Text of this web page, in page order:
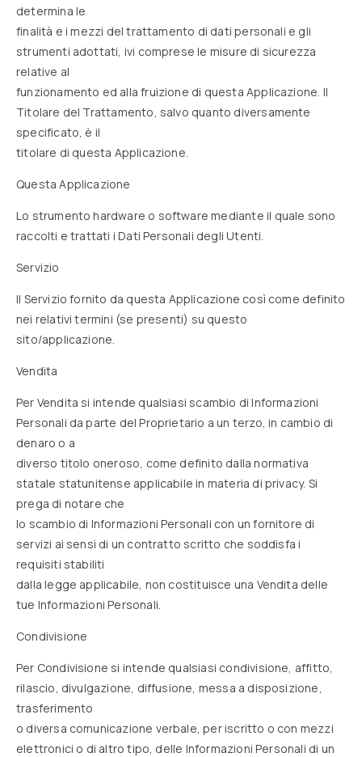
determina le
finalità e i mezzi del trattamento di dati personali e gli
strumenti adottati, ivi comprese le misure di sicurezza
relative al
funzionamento ed alla fruizione di questa Applicazione. Il
Titolare del Trattamento, salvo quanto diversamente
specificato, è il
titolare di questa Applicazione.
Questa Applicazione
Lo strumento hardware o software mediante il quale sono
raccolti e trattati i Dati Personali degli Utenti.
Servizio
Il Servizio fornito da questa Applicazione così come definito
nei relativi termini (se presenti) su questo
sito/applicazione.
Vendita
Per Vendita si intende qualsiasi scambio di Informazioni
Personali da parte del Proprietario a un terzo, in cambio di
denaro o a
diverso titolo oneroso, come definito dalla normativa
statale statunitense applicabile in materia di privacy. Si
prega di notare che
lo scambio di Informazioni Personali con un fornitore di
servizi ai sensi di un contratto scritto che soddisfa i
requisiti stabiliti
dalla legge applicabile, non costituisce una Vendita delle
tue Informazioni Personali.
Condivisione
Per Condivisione si intende qualsiasi condivisione, affitto,
rilascio, divulgazione, diffusione, messa a disposizione,
trasferimento
o diversa comunicazione verbale, per iscritto o con mezzi
elettronici o di altro tipo, delle Informazioni Personali di un